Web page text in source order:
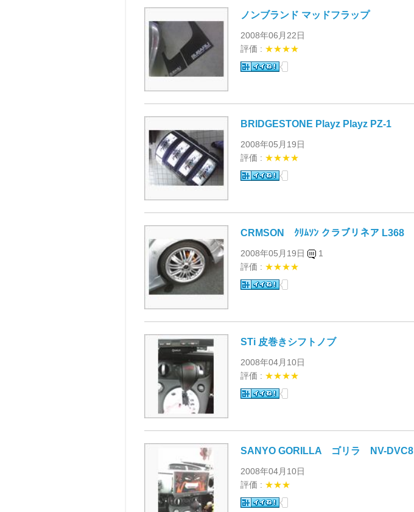
ノンブランド マッドフラップ
2008年06月22日
評価 : ★★★★
BRIDGESTONE Playz Playz PZ-1
2008年05月19日
評価 : ★★★★
CRMSON ｸﾘﾑｿﾝ クラブリネア L368
2008年05月19日
1
評価 : ★★★★
STi 皮巻きシフトノブ
2008年04月10日
評価 : ★★★★
SANYO GORILLA ゴリラ NV-DVC8
2008年04月10日
評価 : ★★★